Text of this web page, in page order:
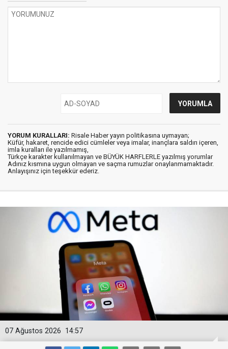
YORUM KURALLARI: Risale Haber yayın politikasına uymayan;
Küfür, hakaret, rencide edici cümleler veya imalar, inançlara saldırı içeren,
imla kuralları ile yazılmamış,
Türkçe karakter kullanılmayan ve BÜYÜK HARFLERLE yazılmış yorumlar
Adınız kısmına uygun olmayan ve saçma rumuzlar onaylanmamaktadır.
Anlayışınız için teşekkür ederiz.
14:57
07 Ağustos 2026